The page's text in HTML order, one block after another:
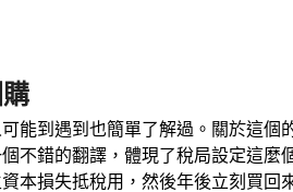
能到遇到也簡單了解過。關於這個
不錯的翻譯，體現了稅局設定這麼
本損失抵稅用，然後年後立刻買回